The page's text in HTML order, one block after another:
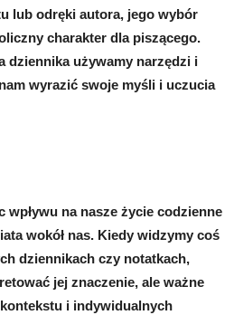
lub odręki autora, jego wybór
charakter dla piszącego.
dziennika używamy narzędzi i
wyrazić swoje myśli i uczucia
wpływu na nasze życie codzienne
wokół nas. Kiedy widzymy coś
dziennikach czy notatkach,
jej znaczenie, ale ważne
i indywidualnych